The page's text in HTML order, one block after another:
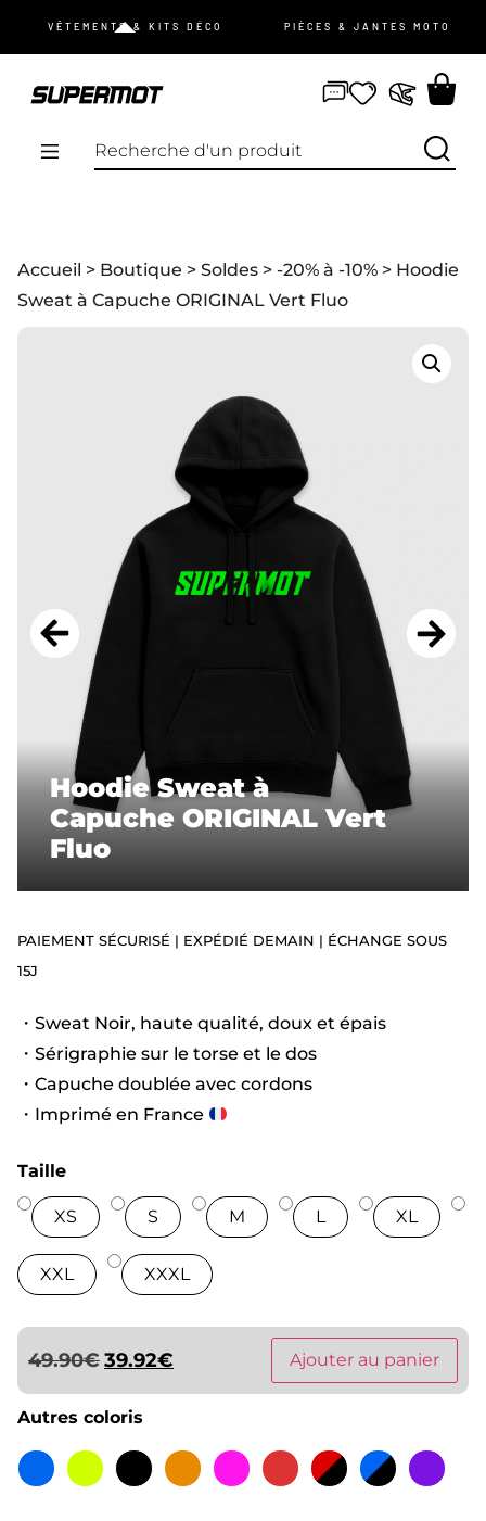
VÊTEMENTS & KITS DÉCO PIÈCES & JANTES MOTO
mot de passe oublié ?
Je m’inscris
NOUVEAUTÉS
ACCESSOIRES
STICKERS
CADEAUX
SUPERMOT
Accueil > Boutique > Soldes > -20% à -10% > Hoodie
Sweat à Capuche ORIGINAL Vert Fluo
Hoodie Sweat à
Capuche ORIGINAL Vert
Fluo
PAIEMENT SÉCURISÉ | EXPÉDIÉ DEMAIN | ÉCHANGE SOUS
15J
・Sweat Noir, haute qualité, doux et épais
・Sérigraphie sur le torse et le dos
・Capuche doublée avec cordons
・Imprimé en France
Taille
XS S M L XL
XXL XXXL
49.90€39.92€ Ajouter au panier
Autres coloris